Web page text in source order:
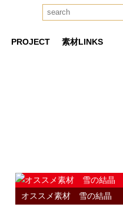
PROJECT 素材LINKS
オススメ素材 雪の結晶